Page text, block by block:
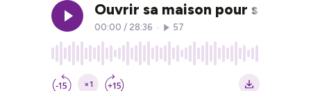
Ouvrir sa maison pour s'ouvrir
00:00 / 28:36 57
×1